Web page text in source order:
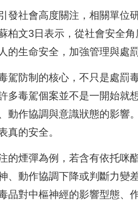
發社會高度關注，相關單位
柏文3日表示，從社會安全
的生命安全，加強管理與處
駕防制的核心，不只是處罰
多毒駕個案並不是一開始就
動作協調與意識狀態的影響
真的安全。
的煙彈為例，若含有依托咪
、動作協調下降或判斷力變
品對中樞神經的影響型態、